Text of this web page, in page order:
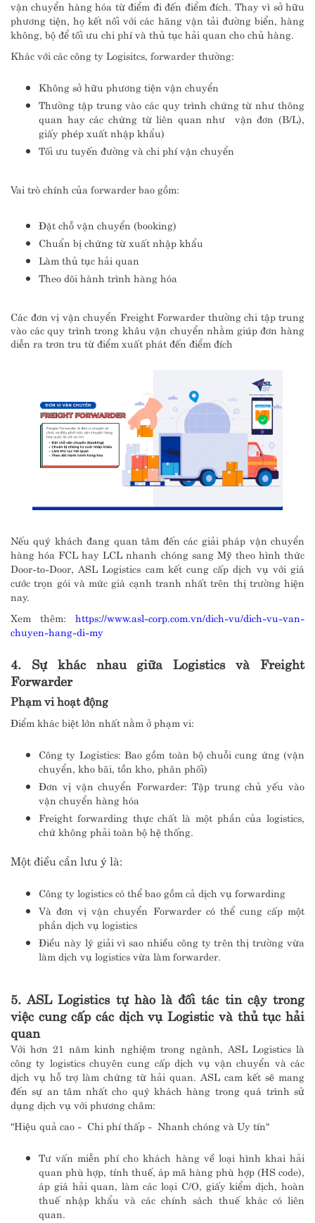
vận chuyển hàng hóa từ điểm đi đến điểm đích. Thay vì sở hữu
phương tiện, họ kết nối với các hãng vận tải đường biển, hàng
không, bộ để tối ưu chi phí và thủ tục hải quan cho chủ hàng.
Khác với các công ty Logisitcs, forwarder thường:
Không sở hữu phương tiện vận chuyển
Thường tập trung vào các quy trình chứng từ như thông
quan hay các chứng từ liên quan như vận đơn (B/L),
giấy phép xuất nhập khẩu)
Tối ưu tuyến đường và chi phí vận chuyển
Vai trò chính của forwarder bao gồm:
Đặt chỗ vận chuyển (booking)
Chuẩn bị chứng từ xuất nhập khẩu
Làm thủ tục hải quan
Theo dõi hành trình hàng hóa
Các đơn vị vận chuyển Freight Forwarder thường chi tập trung
vào các quy trình trong khâu vận chuyển nhằm giúp đơn hàng
diễn ra trơn tru từ điểm xuất phát đến điểm đích
Nếu quý khách đang quan tâm đến các giải pháp vận chuyển
hàng hóa FCL hay LCL nhanh chóng sang Mỹ theo hình thức
Door-to-Door, ASL Logistics cam kết cung cấp dịch vụ với giá
cước trọn gói và mức giá cạnh tranh nhất trên thị trường hiện
nay.
Xem thêm: https://www.asl-corp.com.vn/dich-vu/dich-vu-van-
chuyen-hang-di-my
4. Sự khác nhau giữa Logistics và Freight
Forwarder
Phạm vi hoạt động
Điểm khác biệt lớn nhất nằm ở phạm vi:
Công ty Logistics: Bao gồm toàn bộ chuỗi cung ứng (vận
chuyển, kho bãi, tồn kho, phân phối)
Đơn vị vận chuyển Forwarder: Tập trung chủ yếu vào
vận chuyển hàng hóa
Freight forwarding thực chất là một phần của logistics,
chứ không phải toàn bộ hệ thống.
Một điều cần lưu ý là:
Công ty logistics có thể bao gồm cả dịch vụ forwarding
Và đơn vị vận chuyển Forwarder có thể cung cấp một
phần dịch vụ logistics
Điều này lý giải vì sao nhiều công ty trên thị trường vừa
làm dịch vụ logistics vừa làm forwarder.
5. ASL Logistics tự hào là đối tác tin cậy trong
việc cung cấp các dịch vụ Logistic và thủ tục hải
quan
Với hơn 21 năm kinh nghiệm trong ngành, ASL Logistics là
công ty logistics chuyên cung cấp dịch vụ vận chuyển và các
dịch vụ hỗ trợ làm chứng từ hải quan. ASL cam kết sẽ mang
đến sự an tâm nhất cho quý khách hàng trong quá trình sử
dụng dịch vụ với phương châm:
"Hiệu quả cao - Chi phí thấp - Nhanh chóng và Uy tín"
Tư vấn miễn phí cho khách hàng về loại hình khai hải
quan phù hợp, tính thuế, áp mã hàng phù hợp (HS code),
áp giá hải quan, làm các loại C/O, giấy kiểm dịch, hoàn
thuế nhập khẩu và các chính sách thuế khác có liên
quan.